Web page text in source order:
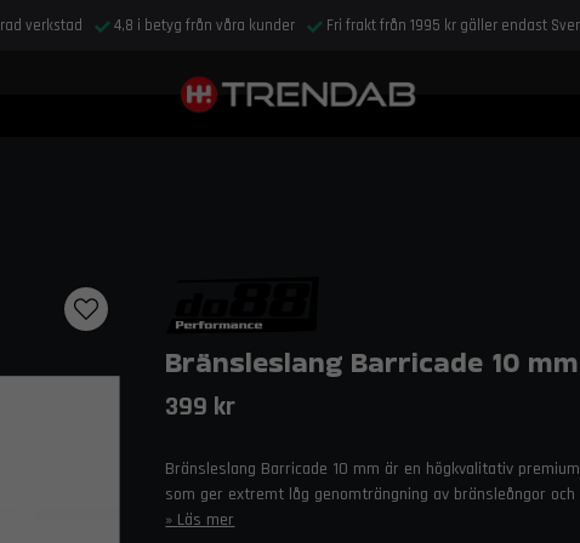
verkstad 4,8 i betyg från våra kunder Fri frakt från 1995 kr gäller endast
Bränsleslang Barricade 10 mm
399 kr
Bränsleslang Barricade 10 mm är en högkvalitativ
som ger extremt låg genomträngning av bränsleångor
Läs mer